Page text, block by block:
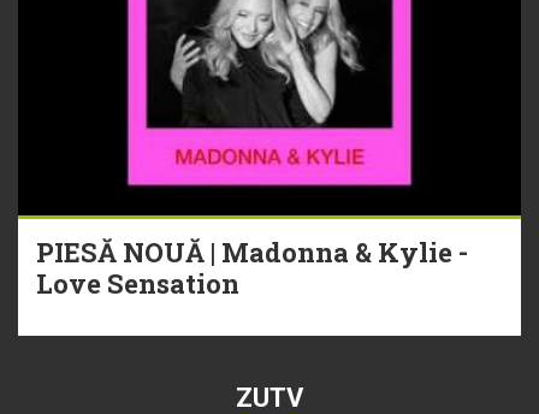
PIESĂ NOUĂ | Madonna & Kylie -
Love Sensation
ZUTV